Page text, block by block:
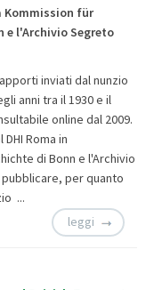
Kommission für
e l'Archivio Segreto
inviati dal nunzio
anni tra il 1930 e il
online dal 2009.
Roma in
di Bonn e l'Archivio
per quanto
...
leggi